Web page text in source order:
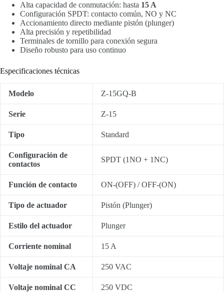
Alta capacidad de conmutación: hasta 15 A
Configuración SPDT: contacto común, NO y NC
Accionamiento directo mediante pistón (plunger)
Alta precisión y repetibilidad
Terminales de tornillo para conexión segura
Diseño robusto para uso continuo
Especificaciones técnicas
Modelo Z-15GQ-B
Serie Z-15
Tipo Standard
Configuración de
contactos
SPDT (1NO + 1NC)
Función de contacto ON-(OFF) / OFF-(ON)
Tipo de actuador Pistón (Plunger)
Estilo del actuador Plunger
Corriente nominal 15 A
Voltaje nominal CA 250 VAC
Voltaje nominal CC 250 VDC